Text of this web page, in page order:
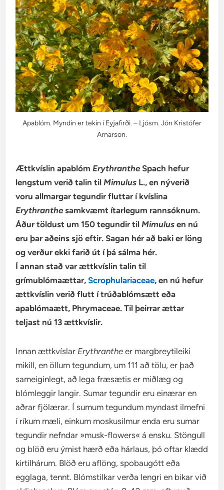
Apablóm. Myndin er tekin í Eyjafirði. – Ljósm. Jón Kristófer
Arnarson.
Ættkvíslin apablómErythranthe Spach hefur
lengstum verið talin tilMimulus L., en nýverið
voru allmargar tegundir fluttar í kvíslina
Erythranthe samkvæmt ítarlegum rannsóknum.
Áður töldust um 150 tegundir tilMimulus en nú
eru þar aðeins sjö eftir. Sagan hér að baki er löng
og verður ekki farið út í þá sálma hér.
Í annan stað var ættkvíslin talin til
grímublómaættar,Scrophulariaceae, en nú hefur
ættkvíslin verið flutt í trúðablómsætt eða
apablómaætt, Phrymaceae. Til þeirrar ættar
teljast nú 13 ættkvíslir.
Innan ættkvíslar Erythranthe er margbreytileiki
mikill, en öllum tegundum, um 111 að tölu, er það
sameiginlegt, að lega fræsætis er miðlæg og
blómleggir langir. Sumar tegundir eru einærar en
aðrar fjölærar. Í sumum tegundum myndast ilmefni
í ríkum mæli, einkum moskusilmur enda eru sumar
tegundir nefndar »musk-flowers« á ensku. Stöngull
og blöð eru ýmist hærð eða hárlaus, þó oftar klædd
kirtilhárum. Blöð eru aflöng, spobaugótt eða
egglaga, tennt. Blómstilkar verða lengri en bikar við